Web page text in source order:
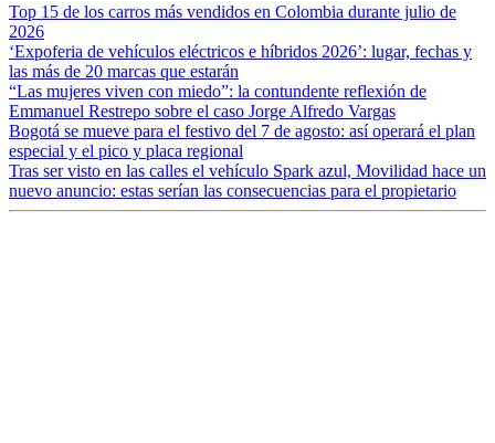
Top 15 de los carros más vendidos en Colombia durante julio de
2026
‘Expoferia de vehículos eléctricos e híbridos 2026’: lugar, fechas y
las más de 20 marcas que estarán
“Las mujeres viven con miedo”: la contundente reflexión de
Emmanuel Restrepo sobre el caso Jorge Alfredo Vargas
Bogotá se mueve para el festivo del 7 de agosto: así operará el plan
especial y el pico y placa regional
Tras ser visto en las calles el vehículo Spark azul, Movilidad hace un
nuevo anuncio: estas serían las consecuencias para el propietario